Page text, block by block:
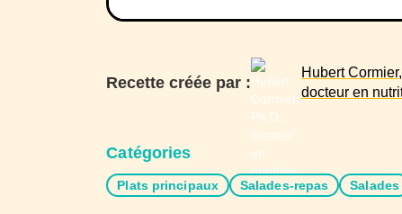
Recette créée par :
Hubert
docteur en
Catégories
Plats principaux Salades-repas Salades